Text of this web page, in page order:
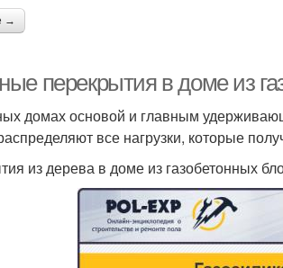
→
перекрытия в доме из
домах основой и главным
все нагрузки, которые
из дерева в доме из газобетонных